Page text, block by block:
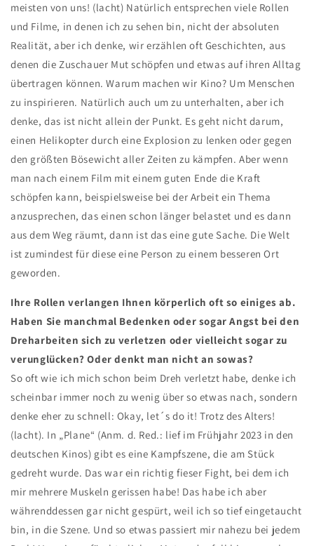
meisten von uns! (lacht) Natürlich entsprechen viele Rollen
und Filme, in denen ich zu sehen bin, nicht der absoluten
Realität, aber ich denke, wir erzählen oft Geschichten, aus
denen die Zuschauer Mut schöpfen und etwas auf ihren Alltag
übertragen können. Warum machen wir Kino? Um Menschen
zu inspirieren. Natürlich auch um zu unterhalten, aber ich
denke, das ist nicht allein der Punkt. Es geht nicht darum,
einen Helikopter durch eine Explosion zu lenken oder gegen
den größten Bösewicht aller Zeiten zu kämpfen. Aber wenn
man nach einem Film mit einem guten Ende die Kraft
schöpfen kann, beispielsweise bei der Arbeit ein Thema
anzusprechen, das einen schon länger belastet und es dann
aus dem Weg räumt, dann ist das eine gute Sache. Die Welt
ist zumindest für diese eine Person zu einem besseren Ort
geworden.
Ihre Rollen verlangen Ihnen körperlich oft so einiges ab.
Haben Sie manchmal Bedenken oder sogar Angst bei den
Dreharbeiten sich zu verletzen oder vielleicht sogar zu
verunglücken? Oder denkt man nicht an sowas?
So oft wie ich mich schon beim Dreh verletzt habe, denke ich
scheinbar immer noch zu wenig über so etwas nach, sondern
denke eher zu schnell: Okay, let´s do it! Trotz des Alters!
(lacht). In „Plane“ (Anm. d. Red.: lief im Frühjahr 2023 in den
deutschen Kinos) gibt es eine Kampfszene, die am Stück
gedreht wurde. Das war ein richtig fieser Fight, bei dem ich
mir mehrere Muskeln gerissen habe! Das habe ich aber
währenddessen gar nicht gespürt, weil ich so tief eingetaucht
bin, in die Szene. Und so etwas passiert mir nahezu bei jedem